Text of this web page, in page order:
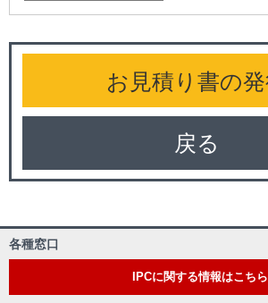
戻る
各種窓口
IPCに関する情報はこちら